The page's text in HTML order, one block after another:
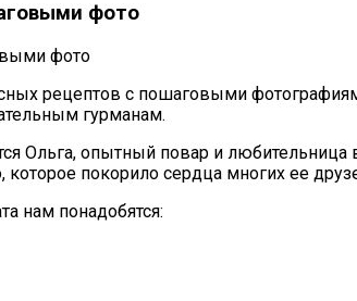
фото
рецептов с пошаговыми
гурманам.
Ольга, опытный повар и
покорило сердца многих ее
нам понадобятся: